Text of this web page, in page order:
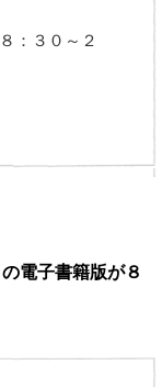
：３０～２
電子書籍版が８